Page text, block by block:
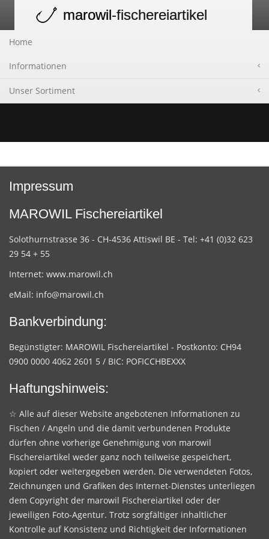
navigation
marowil-fischereiartikel
Home
Informationen
Unser Sortiment
Impressum
MAROWIL Fischereiartikel
Solothurnstrasse 36 - CH-4536 Attiswil BE - Tel: +41 (0)32 623
29 54 + 55
Internet: www.marowil.ch
eMail: info@marowil.ch
Bankverbindung:
Begünstigter: MAROWIL Fischereiartikel - Postkonto: CH94
0900 0000 4062 2601 5 / BIC: POFICCHBEXXX
Haftungshinweis:
☆ Alle auf dieser Website angebotenen Informationen zu
Fischen / Angeln und die damit verbundenen Produkte
dürfen ohne vorherige Genehmigung von marowil
Fischereiartikel weder ganz noch teilweise gespeichert,
kopiert oder weitergegeben werden. Die verwendeten Fotos,
Zeichnungen und Grafiken des Internet-Dienstes unterliegen
dem Copyright der marowil Fischereiartikel oder der
jeweiligen Foto-Agentur. Trotz sorgfältiger inhaltlicher
Kontrolle auf Konsistenz und Richtigkeit der Informationen